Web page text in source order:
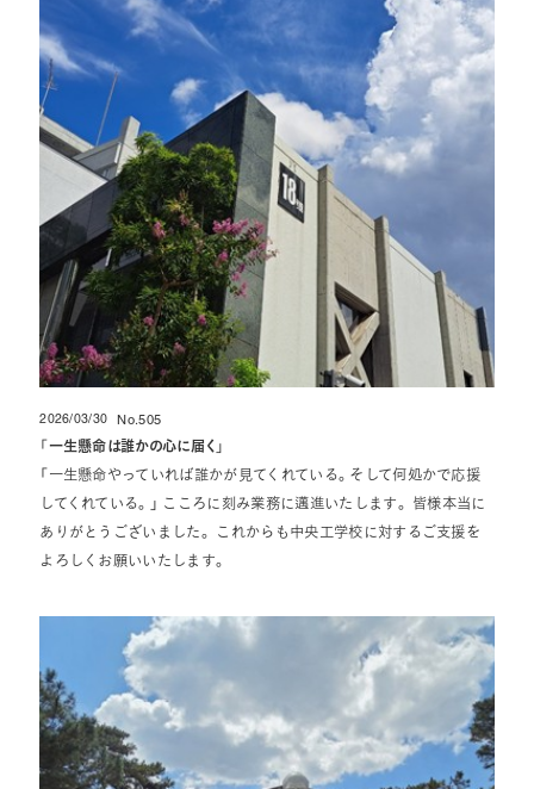
「 一生懸命は誰かの心に届く 」
「一生懸命やっていれば誰かが見てくれている。そして何処かで応援
してくれている。」 こころに刻み業務に邁進いたします。 皆様本当に
ありがとうございました。 これからも中央工学校に対するご支援を
よろしくお願いいたします。
2026/03/30 No.505